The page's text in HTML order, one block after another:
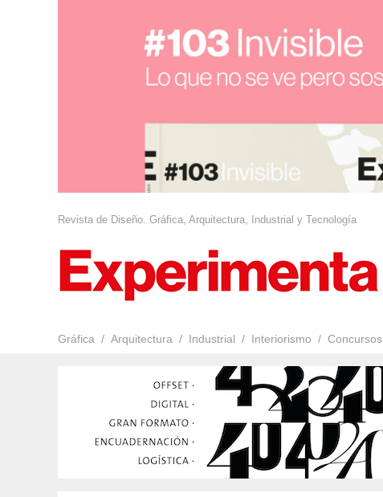
Revista de Diseño. Gráfica, Arquitectura, Industrial y Tecnología
Gráfica Arquitectura Industrial Interiorismo Concursos